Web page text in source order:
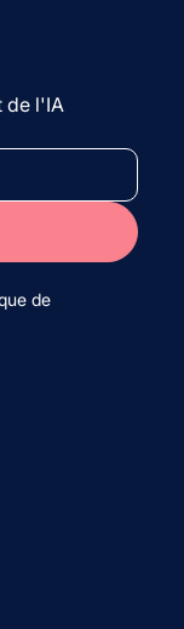
de l'IA
de